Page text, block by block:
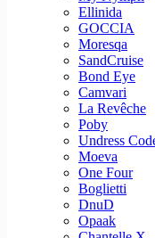
Ellinida
GOCCIA
Moresqa
SandCruise
Bond Eye
Camvari
La Revêche
Poby
Undress
Moeva
One Four
Boglietti
DnuD
Opaak